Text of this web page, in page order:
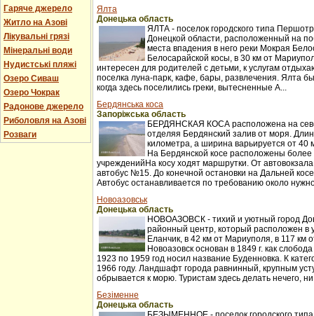
Гаряче джерело
Житло на Азові
Лікувальні грязі
Мінеральні води
Нудистські пляжі
Озеро Сиваш
Озеро Чокрак
Радонове джерело
Риболовля на Азові
Розваги
Ялта
Донецька область
ЯЛТА - поселок городского типа
Донецкой области, расположенный на
места впадения в него реки Мокрая
Белосарайской косы, в 30 км от
интересен для родителей с детьми, к услугам
поселка луна-парк, кафе, бары, развлечения. Ялта
когда здесь поселились греки, вытесненные А...
Бердянська коса
Запоріжська область
БЕРДЯНСКАЯ КОСА расположена на
отделяя Бердянский залив от моря.
километра, а ширина варьируется от 40
На Бердянской косе расположены
учрежденийНа косу ходят маршрутки. От
автобус №15. До конечной остановки на Дальней
Автобус останавливается по требованию около
Новоазовськ
Донецька область
НОВОАЗОВСК - тихий и уютный город
районный центр, который расположен в
Еланчик, в 42 км от Мариуполя, в 117 км
Новоазовск основан в 1849 г. как
1923 по 1959 год носил название Буденновка. К
1966 году. Ландшафт города равнинный, крупным
обрывается к морю. Туристам здесь делать нечего,
Безіменне
Донецька область